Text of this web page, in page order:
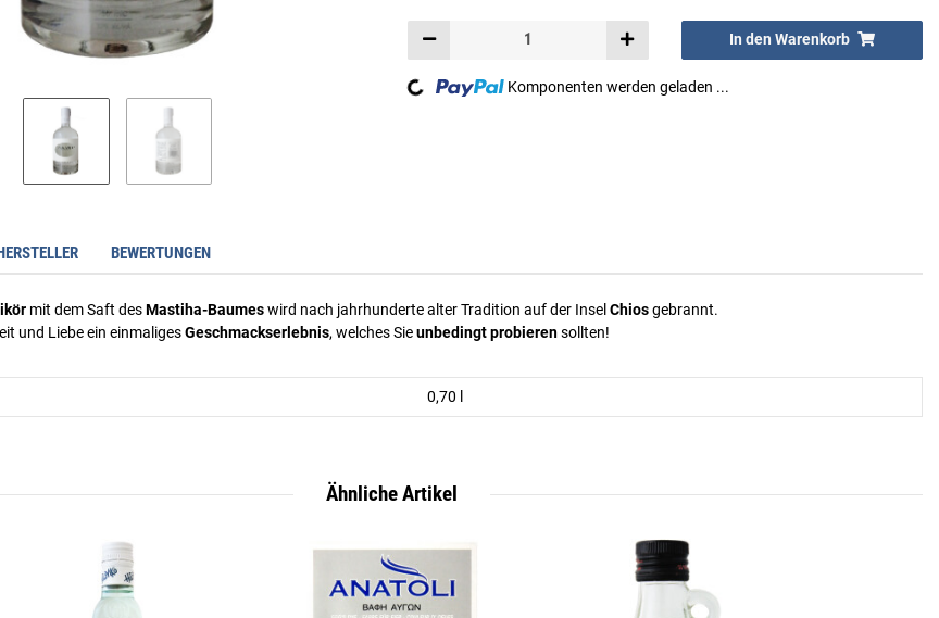
In den Warenkorb
Loading... Komponenten werden geladen ...
BEWERTUNGEN
mit dem Saft desMastiha-Baumeswird nach jahrhunderte alter Tradition auf der Insel Chiosgebrannt.
und Liebe ein einmaligesGeschmackserlebnis, welches Sieunbedingt probierensollten!
0,70 l
Ähnliche Artikel